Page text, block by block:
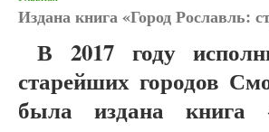
Издана книга «Город Рославль:
В 2017 году
старейших городов
была издана книга